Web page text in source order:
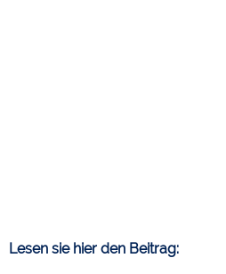
Lesen sie hier den Beitrag: